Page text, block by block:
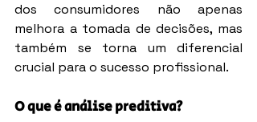
dos consumidores não apenas
melhora a tomada de decisões, mas
também se torna um diferencial
crucial para o sucesso profissional.
O que é análise preditiva?